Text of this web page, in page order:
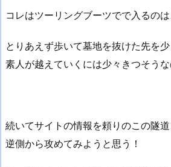
コレはツーリングブーツでで入るのは
とりあえず歩いて墓地を抜けた先を
素人が越えていくには少々きつそうな
続いてサイトの情報を頼りのこの隧
逆側から攻めてみようと思う！